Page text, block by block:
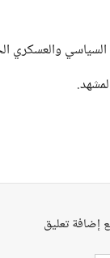
والعسكري
تعليق